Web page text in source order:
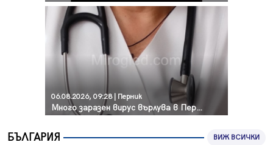
06.08.2026, 09:28 | Перник
Много заразен вирус върлува в Перник
БЪЛГАРИЯ ВИЖ ВСИЧКИ